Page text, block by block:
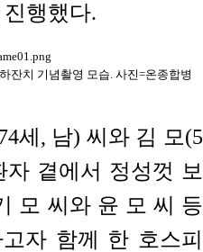
행했다.
모습. 사진=온종합병
세, 남) 씨와 김 모(5
곁에서 정성껏 보
모 씨와 윤 모 씨 등
자 함께 한 호스피